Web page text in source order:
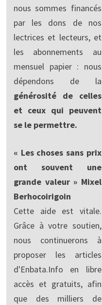
nous sommes financés
par les dons de nos
lectrices et lecteurs, et
les abonnements au
mensuel papier : nous
dépendons de la
générosité de celles
et ceux qui peuvent
se le permettre.
« Les choses sans prix
ont souvent une
grande valeur » Mixel
Berhocoirigoin
Cette aide est vitale.
Grâce à votre soutien,
nous continuerons à
proposer les articles
d'Enbata.Info en libre
accès et gratuits, afin
que des milliers de